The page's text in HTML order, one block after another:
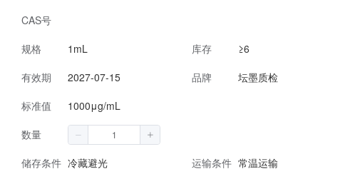
CAS号
规格
1mL 库存
≥6
有效期
2027-07-15 品牌
坛墨质检
标准值
1000μg/mL
数量
储存条件 冷藏避光 运输条件 常温运输